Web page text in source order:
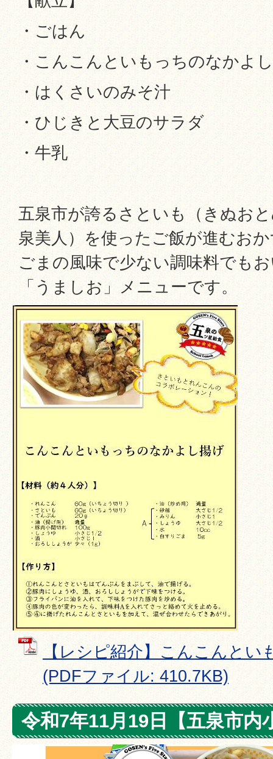
・ごはん
・こんこんといもっちのなかよ
・はくさいのみそ汁
・ひじきと大豆のサラダ
・牛乳
五泉市が誇るさといも（きぬお
泉美人）を使ったご飯が進むお
ごまの風味で少ない調味料でも
「うましお」メニューです。
【レシピ紹介】こんこんと
(PDFファイル: 410.7KB)
令和7年11月19日【五泉市内